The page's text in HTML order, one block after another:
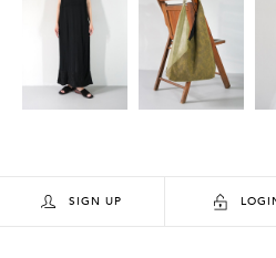
SIGN UP